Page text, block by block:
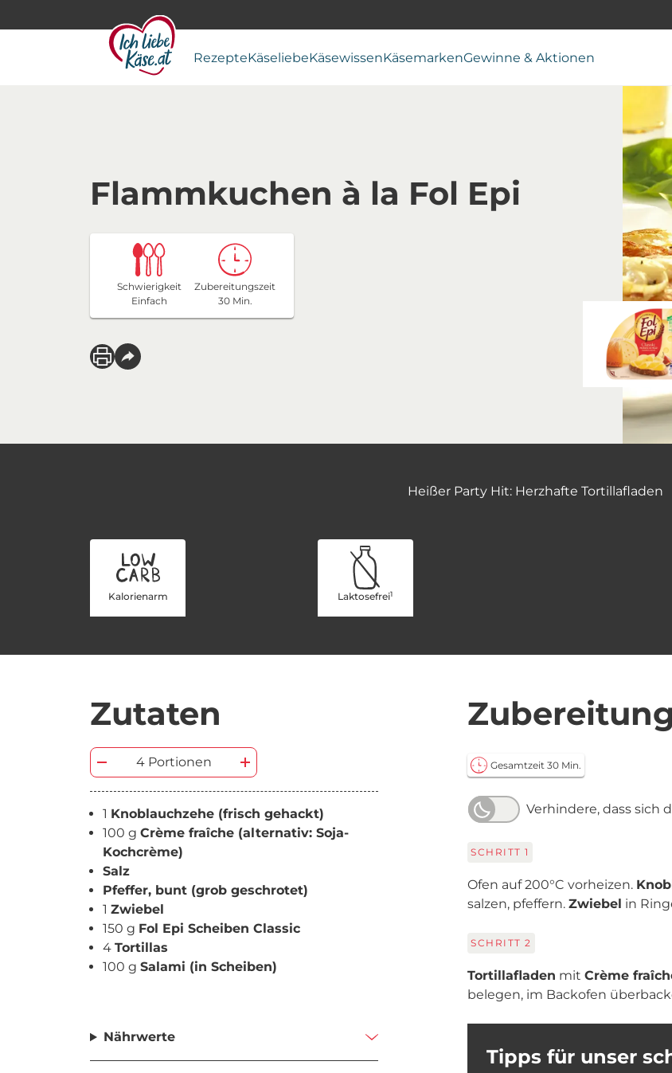
RezepteKäseliebeKäsewissenKäsemarkenGewinne & Aktionen
Flammkuchen à la Fol Epi
Schwierigkeit
Einfach
Zubereitungszeit
30 Min.
Heißer Party Hit: Herzhafte Tortillafladen
Kalorienarm Laktosefrei1
Zutaten
4 Portionen
1 Knoblauchzehe (frisch gehackt)
100 g Crème fraîche (alternativ: Soja-
Kochcrème)
Salz
Pfeffer, bunt (grob geschrotet)
1 Zwiebel
150 g Fol Epi Scheiben Classic
4 Tortillas
100 g Salami (in Scheiben)
Nährwerte
Zubereitung
Gesamtzeit 30 Min.
Verhindere, dass sich
SCHRITT 1
Ofen auf 200°C vorheizen.
salzen, pfeffern. Zwiebel in
SCHRITT 2
Tortillafladen mit Crème
belegen, im Backofen
Tipps für unser